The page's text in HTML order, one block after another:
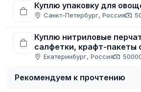
Куплю упаковку для
Санкт-Петербург, Россия
Куплю нитриловые
салфетки, крафт-пакеты
Екатеринбург, Россия
Рекомендуем к прочтению